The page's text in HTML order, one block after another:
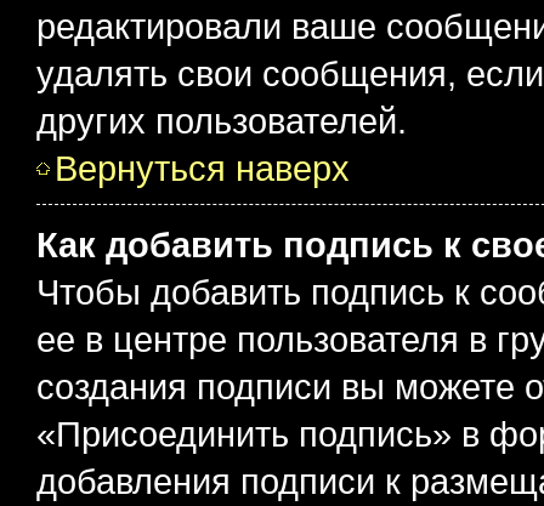
редактировали ваше
удалять свои сообщения,
других пользователей.
Вернуться наверх
Как добавить подпись к
Чтобы добавить подпись к
ее в центре пользователя в
создания подписи вы можете
«Присоединить подпись» в
добавления подписи к